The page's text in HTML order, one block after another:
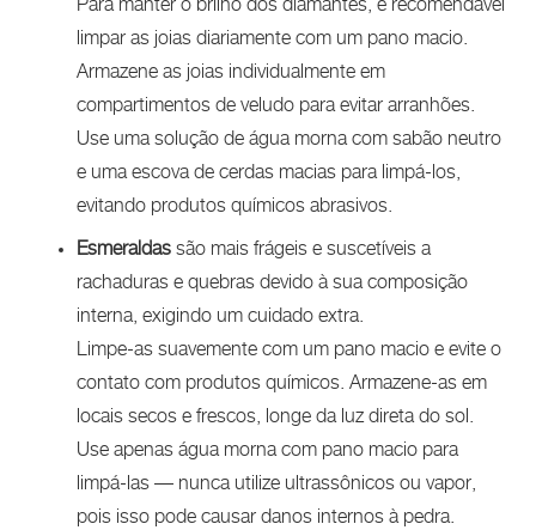
Para manter o brilho dos diamantes, é recomendável
limpar as joias diariamente com um pano macio.
Armazene as joias individualmente em
compartimentos de veludo para evitar arranhões.
Use uma solução de água morna com sabão neutro
e uma escova de cerdas macias para limpá-los,
evitando produtos químicos abrasivos.
Esmeraldas são mais frágeis e suscetíveis a
rachaduras e quebras devido à sua composição
interna, exigindo um cuidado extra.
Limpe-as suavemente com um pano macio e evite o
contato com produtos químicos. Armazene-as em
locais secos e frescos, longe da luz direta do sol.
Use apenas água morna com pano macio para
limpá-las — nunca utilize ultrassônicos ou vapor,
pois isso pode causar danos internos à pedra.